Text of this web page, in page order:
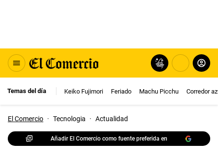
Temas del día Keiko Fujimori Feriado Machu Picchu Corredor
El Comercio · Tecnologia · Actualidad
Añadir El Comercio como fuente preferida en